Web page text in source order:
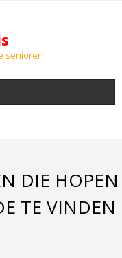
senioren
DIE
TE VINDEN